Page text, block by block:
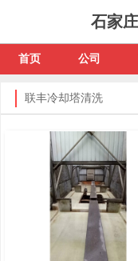
石家
首页 公司
联丰冷却塔清洗